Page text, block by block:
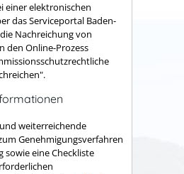
einer elektronischen
das Serviceportal Baden-
Nachreichung von
den Online-Prozess
weiterreichende
Genehmigungsverfahren
sowie eine Checkliste